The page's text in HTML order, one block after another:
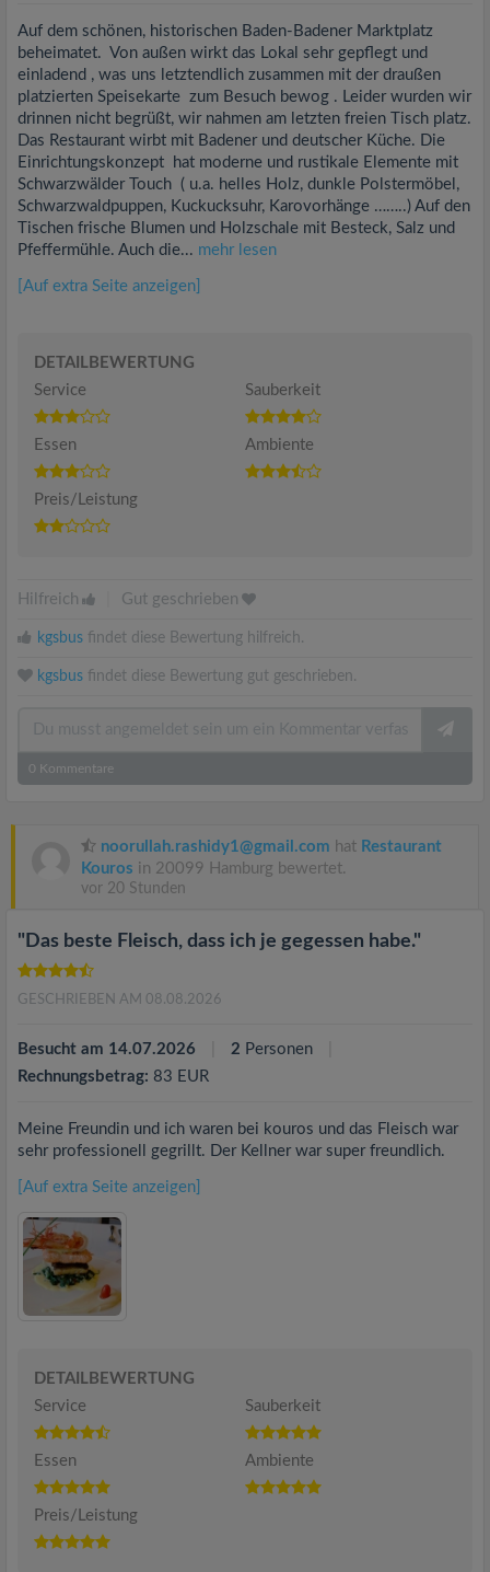
Auf dem schönen, historischen Baden-Badener Marktplatz
beheimatet. Von außen wirkt das Lokal sehr gepflegt und
einladend , was uns letztendlich zusammen mit der draußen
platzierten Speisekarte zum Besuch bewog . Leider wurden wir
drinnen nicht begrüßt, wir nahmen am letzten freien Tisch platz.
Das Restaurant wirbt mit Badener und deutscher Küche. Die
Einrichtungskonzept hat moderne und rustikale Elemente mit
Schwarzwälder Touch ( u.a. helles Holz, dunkle Polstermöbel,
Schwarzwaldpuppen, Kuckucksuhr, Karovorhänge ……..) Auf den
Tischen frische Blumen und Holzschale mit Besteck, Salz und
Pfeffermühle. Auch die... mehr lesen
[Auf extra Seite anzeigen]
DETAILBEWERTUNG
Service
Sauberkeit
Essen Ambiente
Preis/Leistung
Hilfreich Gut geschrieben
kgsbus findet diese Bewertung hilfreich.
kgsbus findet diese Bewertung gut geschrieben.
0 Kommentare
noorullah.rashidy1@gmail.com hat Restaurant
Kouros in 20099 Hamburg bewertet.
vor 20 Stunden
"Das beste Fleisch, dass ich je gegessen habe."
GESCHRIEBEN AM 08.08.2026
Besucht am 14.07.2026 2 Personen
Rechnungsbetrag: 83 EUR
Meine Freundin und ich waren bei kouros und das Fleisch war
sehr professionell gegrillt. Der Kellner war super freundlich.
[Auf extra Seite anzeigen]
DETAILBEWERTUNG
Service
Sauberkeit
Essen Ambiente
Preis/Leistung